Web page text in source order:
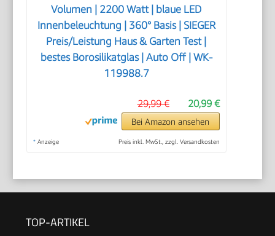
Volumen | 2200 Watt | blaue LED
Innenbeleuchtung | 360° Basis | SIEGER
Preis/Leistung Haus & Garten Test |
bestes Borosilikatglas | Auto Off | WK-
119988.7
20,99 €
29,99 €
Bei Amazon ansehen
* Anzeige Preis inkl. MwSt., zzgl. Versandkosten
TOP-ARTIKEL